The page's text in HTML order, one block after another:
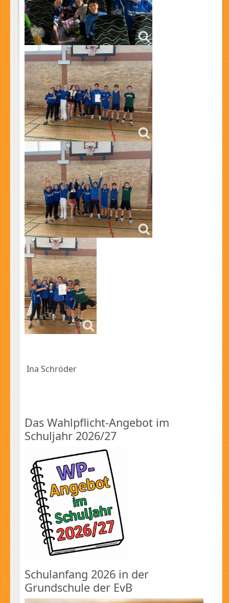
Ina Schröder
Das Wahlpflicht-Angebot im
Schuljahr 2026/27
Schulanfang 2026 in der
Grundschule der EvB